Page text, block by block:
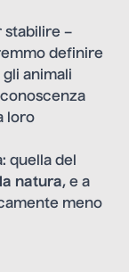
stabilire –
definire
animali
loro
quella del
natura, e a
meno